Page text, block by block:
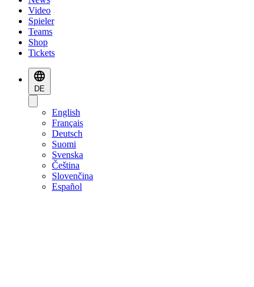
Video
Spieler
Teams
Shop
Tickets
DE
English
Français
Deutsch
Suomi
Svenska
Čeština
Slovenčina
Español